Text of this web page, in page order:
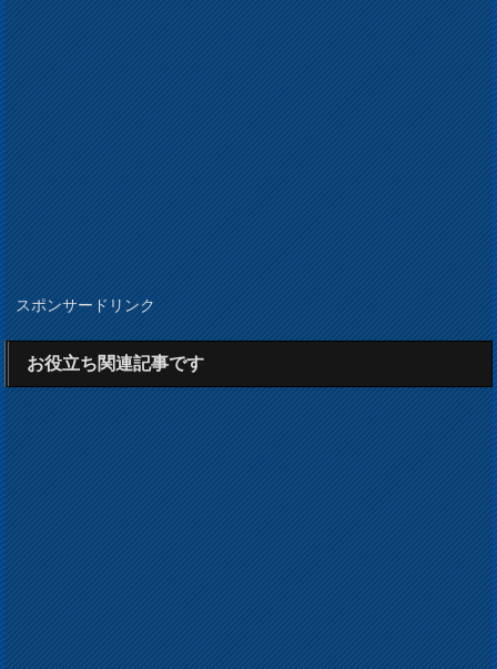
スポンサードリンク
お役立ち関連記事です